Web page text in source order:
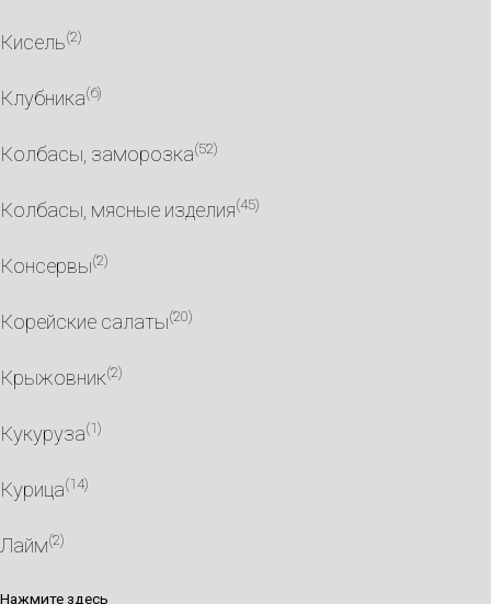
Кисель(2)
Клубника(6)
Колбасы, заморозка(52)
Колбасы, мясные изделия(45)
Консервы(2)
Корейские салаты(20)
Крыжовник(2)
Кукуруза(1)
Курица(14)
Лайм(2)
Нажмите здесь